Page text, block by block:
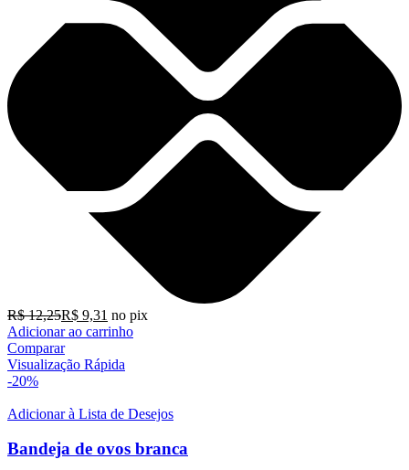
R$12,25R$ 9,31 no pix
Adicionar ao carrinho
Comparar
Visualização Rápida
-20%
Adicionar à Lista de Desejos
Bandeja de ovos branca